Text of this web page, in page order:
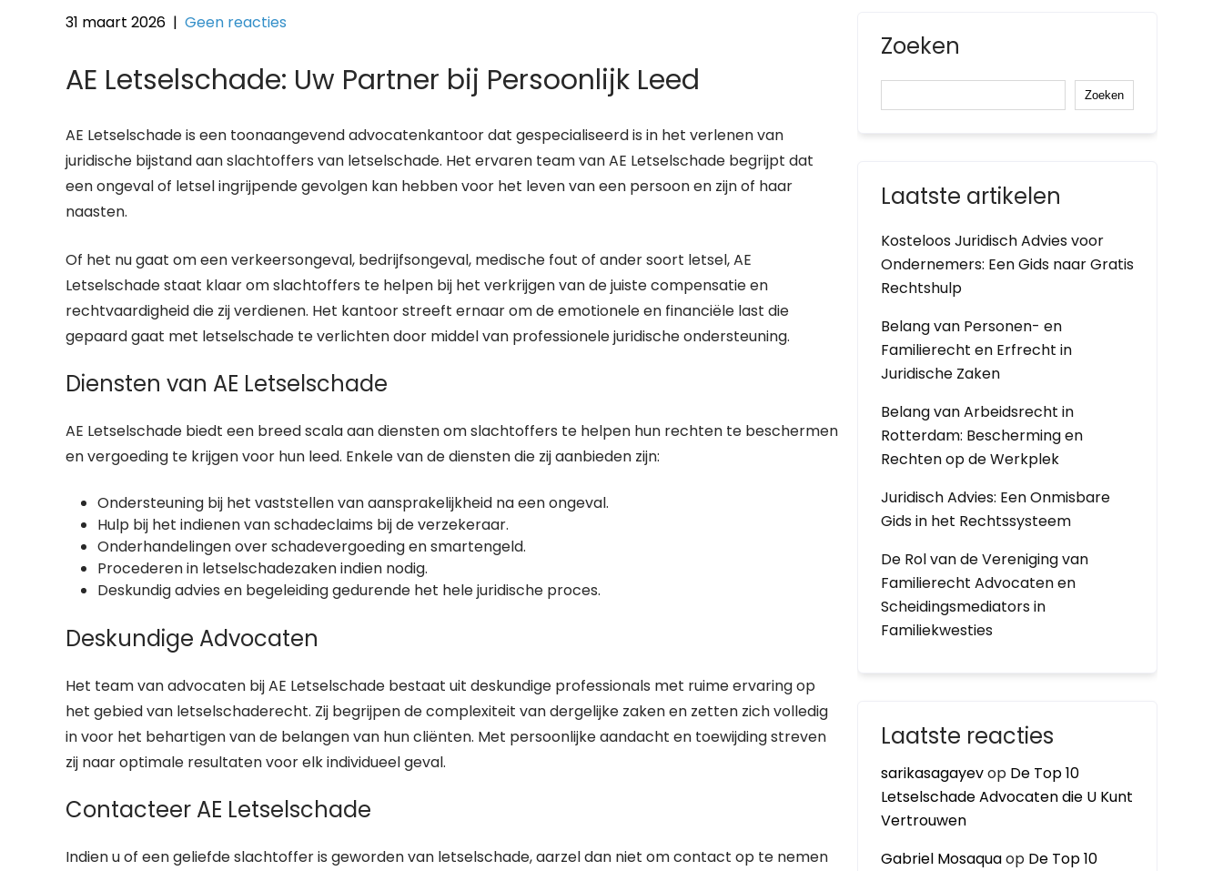
31 maart 2026 | Geen reacties
AE Letselschade: Uw Partner bij Persoonlijk Leed
AE Letselschade is een toonaangevend advocatenkantoor dat gespecialiseerd is in het verlenen van
juridische bijstand aan slachtoffers van letselschade. Het ervaren team van AE Letselschade begrijpt dat
een ongeval of letsel ingrijpende gevolgen kan hebben voor het leven van een persoon en zijn of haar
naasten.
Of het nu gaat om een verkeersongeval, bedrijfsongeval, medische fout of ander soort letsel, AE
Letselschade staat klaar om slachtoffers te helpen bij het verkrijgen van de juiste compensatie en
rechtvaardigheid die zij verdienen. Het kantoor streeft ernaar om de emotionele en financiële last die
gepaard gaat met letselschade te verlichten door middel van professionele juridische ondersteuning.
Diensten van AE Letselschade
AE Letselschade biedt een breed scala aan diensten om slachtoffers te helpen hun rechten te beschermen
en vergoeding te krijgen voor hun leed. Enkele van de diensten die zij aanbieden zijn:
Ondersteuning bij het vaststellen van aansprakelijkheid na een ongeval.
Hulp bij het indienen van schadeclaims bij de verzekeraar.
Onderhandelingen over schadevergoeding en smartengeld.
Procederen in letselschadezaken indien nodig.
Deskundig advies en begeleiding gedurende het hele juridische proces.
Deskundige Advocaten
Het team van advocaten bij AE Letselschade bestaat uit deskundige professionals met ruime ervaring op
het gebied van letselschaderecht. Zij begrijpen de complexiteit van dergelijke zaken en zetten zich volledig
in voor het behartigen van de belangen van hun cliënten. Met persoonlijke aandacht en toewijding streven
zij naar optimale resultaten voor elk individueel geval.
Contacteer AE Letselschade
Indien u of een geliefde slachtoffer is geworden van letselschade, aarzel dan niet om contact op te nemen
Zoeken
Zoeken
Laatste artikelen
Kosteloos Juridisch Advies voor
Ondernemers: Een Gids naar Gratis
Rechtshulp
Belang van Personen- en
Familierecht en Erfrecht in
Juridische Zaken
Belang van Arbeidsrecht in
Rotterdam: Bescherming en
Rechten op de Werkplek
Juridisch Advies: Een Onmisbare
Gids in het Rechtssysteem
De Rol van de Vereniging van
Familierecht Advocaten en
Scheidingsmediators in
Familiekwesties
Laatste reacties
sarikasagayevop De Top 10
Letselschade Advocaten die U Kunt
Vertrouwen
Gabriel Mosaquaop De Top 10